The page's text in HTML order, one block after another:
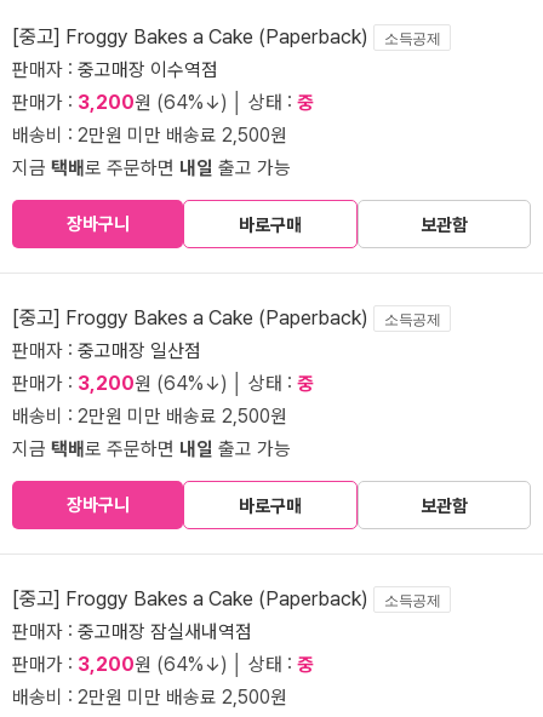
[중고] Froggy Bakes a Cake (Paperback) 소득공제
판매자 : 중고매장 이수역점
판매가 : 3,200원 (64%↓) │ 상태 : 중
배송비 : 2만원 미만 배송료 2,500원
지금 택배로 주문하면 내일 출고 가능
장바구니 바로구매 보관함
[중고] Froggy Bakes a Cake (Paperback) 소득공제
판매자 : 중고매장 일산점
판매가 : 3,200원 (64%↓) │ 상태 : 중
배송비 : 2만원 미만 배송료 2,500원
지금 택배로 주문하면 내일 출고 가능
장바구니 바로구매 보관함
[중고] Froggy Bakes a Cake (Paperback) 소득공제
판매자 : 중고매장 잠실새내역점
판매가 : 3,200원 (64%↓) │ 상태 : 중
배송비 : 2만원 미만 배송료 2,500원